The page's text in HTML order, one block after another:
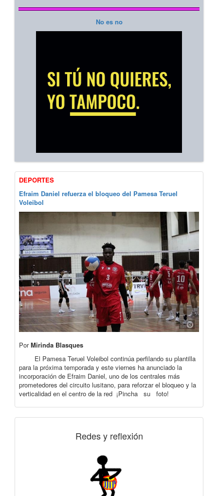
No es no
DEPORTES
Efraim Daniel refuerza el bloqueo del Pamesa Teruel
Voleibol
PorMirinda Blasques
El Pamesa Teruel Voleibol continúa perfilando su plantilla
para la próxima temporada y este viernes ha anunciado la
incorporación de Efraim Daniel, uno de los centrales más
prometedores del circuito lusitano, para reforzar el bloqueo y la
verticalidad en el centro de la red ¡Pincha su foto!
Redes y reflexión